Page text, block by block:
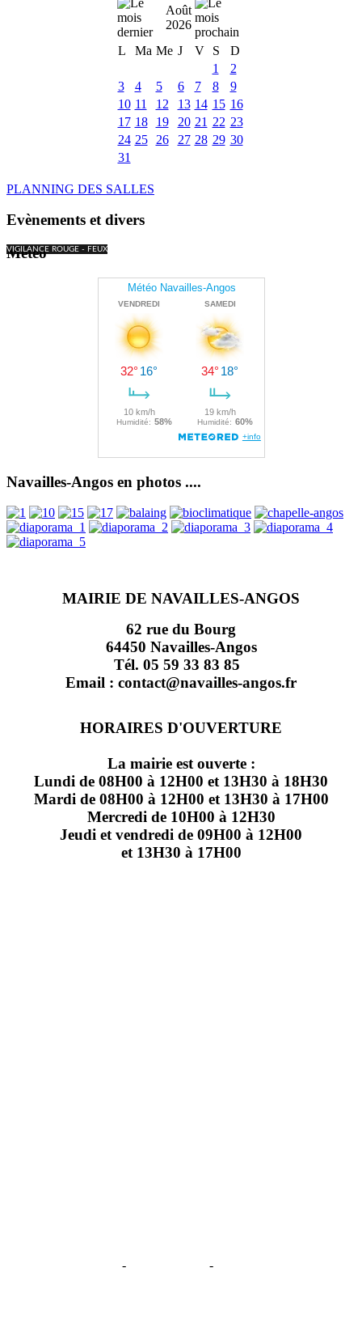
Août
2026
L
Ma Me J V S
D
1
2
3
4 5 6 7 8
9
10 11 12 13 14 15 16
17 18 19 20 21 22 23
24 25 26 27 28 29 30
31
PLANNING DES SALLES
Evènements et divers
VIGILANCE ROUGE - FEUX
Météo
Navailles-Angos en photos ....
MAIRIE DE NAVAILLES-ANGOS
62 rue du Bourg
64450 Navailles-Angos
Tél. 05 59 33 83 85
Email : contact@navailles-angos.fr
HORAIRES D'OUVERTURE
La mairie est ouverte :
Lundi de 08H00 à 12H00 et 13H30 à 18H30
Mardi de 08H00 à 12H00 et 13H30 à 17H00
Mercredi de 10H00 à 12H30
Jeudi et vendredi de 09H00 à 12H00
et 13H30 à 17H00
- -